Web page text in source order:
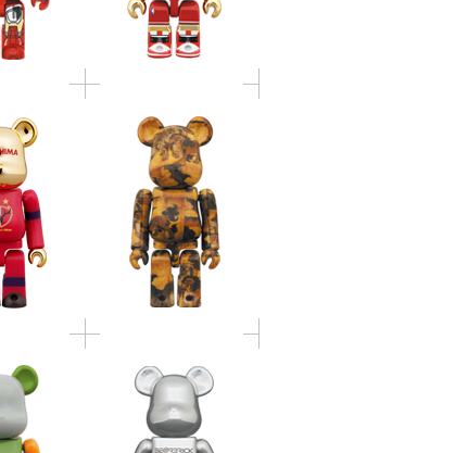
PORTER
BLUE
100％ &
％
BE@RBRICK 20th
Anniversary DEEP
CHROME Ver.400％